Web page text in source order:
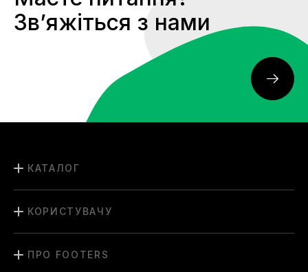
Звʼяжіться з нами
КАТАЛОГ
КОРИСТУВАЧУ
ПРО FOOTERS